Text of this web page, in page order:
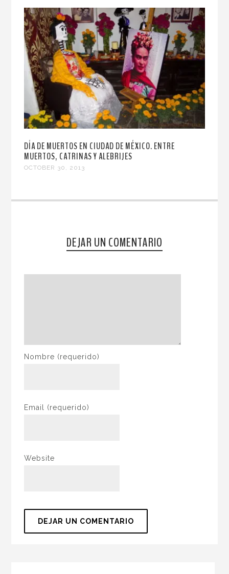
DÍA DE MUERTOS EN CIUDAD DE MÉXICO. ENTRE
MUERTOS, CATRINAS Y ALEBRIJES
OCTOBER 30, 2013
DEJAR UN COMENTARIO
Nombre (requerido)
Email (requerido)
Website